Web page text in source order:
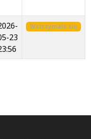
23
Wstrzymało się